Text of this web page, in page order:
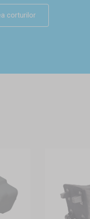
corturilor